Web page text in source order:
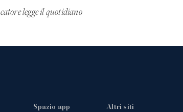
legge il quotidiano
Spazio app Altri siti